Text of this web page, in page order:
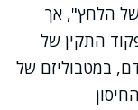
של הלחץ", אך
התקין של
במטבוליזם של